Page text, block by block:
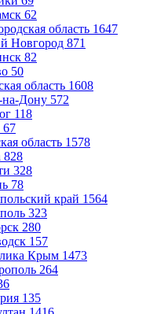
62
область 1647
Новгород 871
82
50
область 1608
на-Дону 572
118
67
область 1578
828
328
78
край 1564
323
280
157
Крым 1473
264
135